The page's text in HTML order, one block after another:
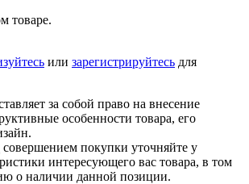
товаре.
или зарегистрируйтесь для
за собой право на внесение
особенности товара, его
покупки уточняйте у
интересующего вас товара, в том
о наличии данной позиции.